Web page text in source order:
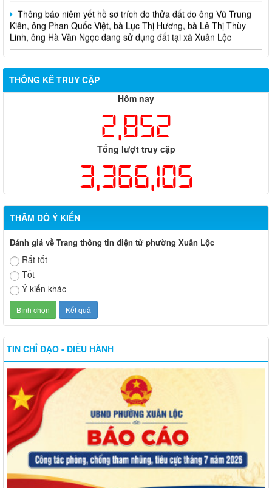
Thông báo niêm yết hồ sơ trích đo thửa đất do ông Vũ Trung
Kiên, ông Phan Quốc Việt, bà Lục Thị Hương, bà Lê Thị Thùy
Linh, ông Hà Văn Ngọc đang sử dụng đất tại xã Xuân Lộc
THỐNG KÊ TRUY CẬP
Hôm nay
2,852
Tổng lượt truy cập
3,366,105
THĂM DÒ Ý KIẾN
Đánh giá về Trang thông tin điện tử phường Xuân Lộc
Rất tốt
Tốt
Ý kiến khác
TIN CHỈ ĐẠO - ĐIỀU HÀNH